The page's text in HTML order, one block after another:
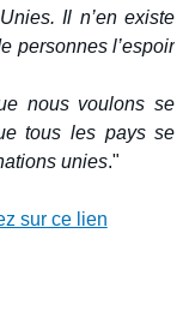
Il n’en existe
personnes l’espoir
nous voulons se
tous les pays se
unies."
sur ce lien